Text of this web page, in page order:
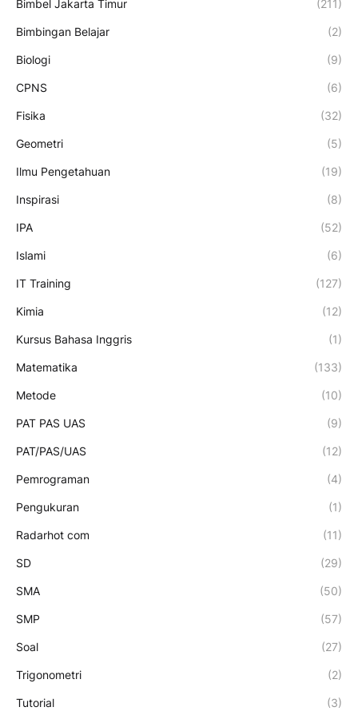
Bimbel Jakarta Timur (211)
Bimbingan Belajar (2)
Biologi (9)
CPNS (6)
Fisika (32)
Geometri (5)
Ilmu Pengetahuan (19)
Inspirasi (8)
IPA (52)
Islami (6)
IT Training (127)
Kimia (12)
Kursus Bahasa Inggris (1)
Matematika (133)
Metode (10)
PAT PAS UAS (9)
PAT/PAS/UAS (12)
Pemrograman (4)
Pengukuran (1)
Radarhot com (11)
SD (29)
SMA (50)
SMP (57)
Soal (27)
Trigonometri (2)
Tutorial (3)